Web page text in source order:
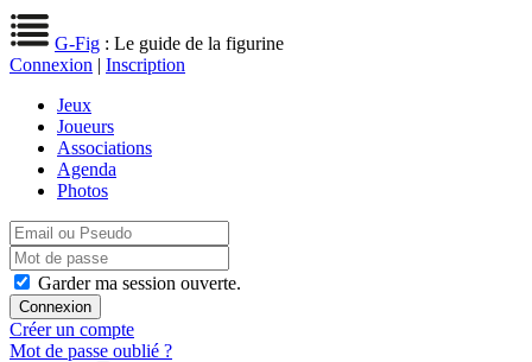
G-Fig : Le guide de la figurine
Connexion | Inscription
Jeux
Joueurs
Associations
Agenda
Photos
Garder ma session ouverte.
Créer un compte
Mot de passe oublié ?